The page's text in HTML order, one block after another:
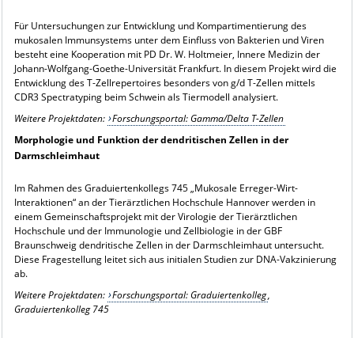
Für Untersuchungen zur Entwicklung und Kompartimentierung des
mukosalen Immunsystems unter dem Einfluss von Bakterien und Viren
besteht eine Kooperation mit PD Dr. W. Holtmeier, Innere Medizin der
Johann-Wolfgang-Goethe-Universität Frankfurt. In diesem Projekt wird die
Entwicklung des T-Zellrepertoires besonders von g/d T-Zellen mittels
CDR3 Spectratyping beim Schwein als Tiermodell analysiert.
Weitere Projektdaten: Forschungsportal: Gamma/Delta T-Zellen
Morphologie und Funktion der dendritischen Zellen in der
Darmschleimhaut
Im Rahmen des Graduiertenkollegs 745 „Mukosale Erreger-Wirt-
Interaktionen“ an der Tierärztlichen Hochschule Hannover werden in
einem Gemeinschaftsprojekt mit der Virologie der Tierärztlichen
Hochschule und der Immunologie und Zellbiologie in der GBF
Braunschweig dendritische Zellen in der Darmschleimhaut untersucht.
Diese Fragestellung leitet sich aus initialen Studien zur DNA-Vakzinierung
ab.
Weitere Projektdaten: Forschungsportal: Graduiertenkolleg,
Graduiertenkolleg 745